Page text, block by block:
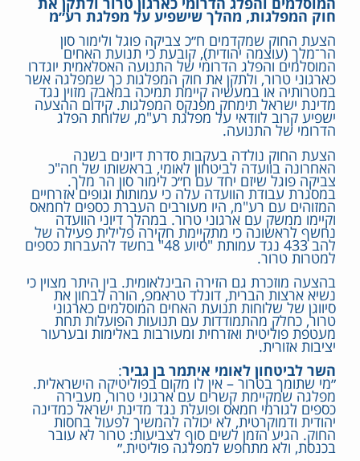
חוק המפלגות, מהלך שישפיע על מפלגת רע״מ
הצעת החוק שמקדמים ח״כ צביקה פוגל ולימור סון
הר־מלך (עוצמה יהודית), קובעת כי תנועת האחים
המוסלמים והפלג הדרומי של התנועה האסלאמית יוגדרו
כארגוני טרור, ולתקן את חוק המפלגות כך שמפלגה אשר
במטרותיה או במעשיה קיימת תמיכה במאבק מזוין נגד
מדינת ישראל תימחק מפנקס המפלגות. קידום ההצעה
ישפיע קרוב לוודאי על מפלגת רע"מ, שלוחת הפלג
הדרומי של התנועה.
הצעת החוק נולדה בעקבות סדרת דיונים בשנה
האחרונה בוועדה לביטחון לאומי, בראשותו של חה"כ
צביקה פוגל שיזם יחד עם ח״כ לימור סון הר מלך.
במסגרת עבודת הוועדה עלה כי עמותות וגופים אזרחיים
המזוהים עם רע"מ, היו מעורבים העברת כספים לחמאס
וקיימו ממשק עם ארגוני טרור. במהלך דיוני הוועדה
נחשף לראשונה כי מתקיימת חקירה פלילית פעילה של
להב 433 נגד עמותת "סיוע 48" בחשד להעברות כספים
למטרות טרור.
בהצעה מוזכרת גם הזירה הבינלאומית. בין היתר מצוין כי
נשיא ארצות הברית, דונלד טראמפ, הורה לבחון את
סיווגן של שלוחות תנועת האחים המוסלמים כארגוני
טרור, כחלק מהתמודדות עם תנועות הפועלות תחת
מעטפת פוליטית ואזרחית ומעורבות באלימות ובערעור
יציבות אזורית.
השר לביטחון לאומי איתמר בן גביר:
״מי שתומך בטרור – אין לו מקום בפוליטיקה הישראלית.
מפלגה שמקיימת קשרים עם ארגוני טרור, מעבירה
כספים לגורמי חמאס ופועלת נגד מדינת ישראל כמדינה
יהודית ודמוקרטית, לא יכולה להמשיך לפעול בחסות
החוק. הגיע הזמן לשים סוף לצביעות: טרור לא עובר
בכנסת, ולא מתחפש למפלגה פוליטית.״